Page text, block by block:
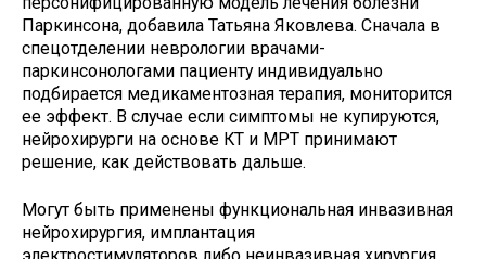
Паркинсона, добавила Татьяна Яковлева. Сначала в
спецотделении неврологии врачами-
паркинсонологами пациенту индивидуально
подбирается медикаментозная терапия, мониторится
ее эффект. В случае если симптомы не купируются,
нейрохирурги на основе КТ и МРТ принимают
решение, как действовать дальше.
Могут быть применены функциональная инвазивная
нейрохирургия, имплантация